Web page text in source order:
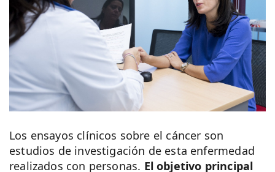
Los ensayos clínicos sobre el cáncer son
estudios de investigación de esta enfermedad
realizados con personas. El objetivo principal